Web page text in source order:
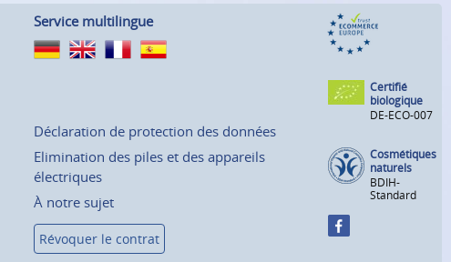
Service multilingue
Déclaration de protection des données
Elimination des piles et des appareils
électriques
À notre sujet
Révoquer le contrat
Certifié
biologique
DE-ECO-007
Cosmétiques
naturels
BDIH-
Standard